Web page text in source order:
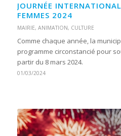
JOURNÉE
FEMMES 2024
MAIRIE, ANIMATION, CULTURE
Comme chaque année, la
programme circonstancié pour
partir du 8 mars 2024.
01/03/2024